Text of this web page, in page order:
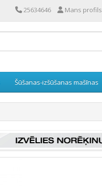
25634646 Mans profils
Šūšanas-izšūšanas mašīnas